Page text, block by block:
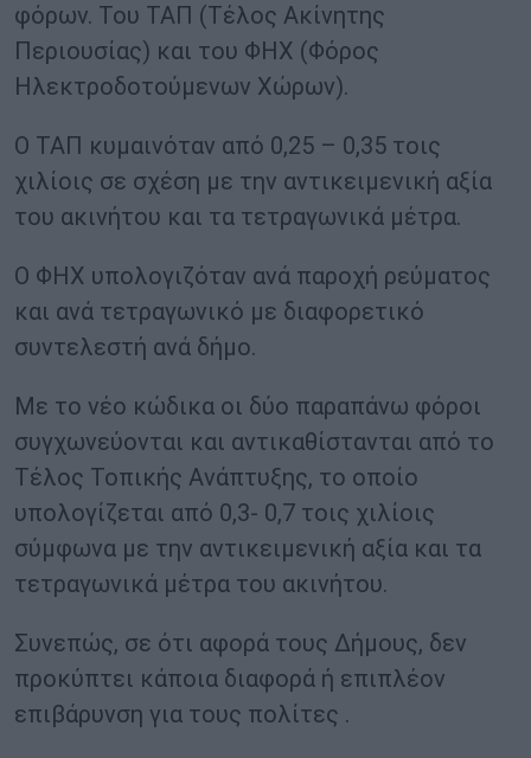
φόρων. Του ΤΑΠ (Τέλος Ακίνητης
Περιουσίας) και του ΦΗΧ (Φόρος
Ηλεκτροδοτούμενων Χώρων).
Ο ΤΑΠ κυμαινόταν από 0,25 – 0,35 τοις
χιλίοις σε σχέση με την αντικειμενική αξία
του ακινήτου και τα τετραγωνικά μέτρα.
Ο ΦΗΧ υπολογιζόταν ανά παροχή ρεύματος
και ανά τετραγωνικό με διαφορετικό
συντελεστή ανά δήμο.
Με το νέο κώδικα οι δύο παραπάνω φόροι
συγχωνεύονται και αντικαθίστανται από το
Τέλος Τοπικής Ανάπτυξης, το οποίο
υπολογίζεται από 0,3- 0,7 τοις χιλίοις
σύμφωνα με την αντικειμενική αξία και τα
τετραγωνικά μέτρα του ακινήτου.
Συνεπώς, σε ότι αφορά τους Δήμους, δεν
προκύπτει κάποια διαφορά ή επιπλέον
επιβάρυνση για τους πολίτες .